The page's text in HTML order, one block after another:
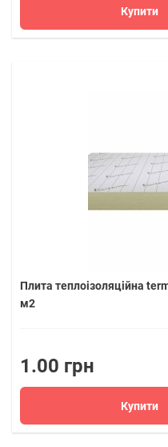
Купити
Плита теплоізоляційна
м2
1.00 грн
Купити